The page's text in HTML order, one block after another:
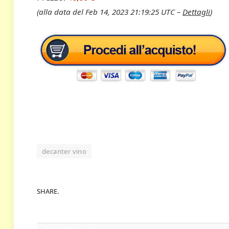
(alla data del Feb 14, 2023 21:19:25 UTC – Dettagli)
decanter vino
SHARE.